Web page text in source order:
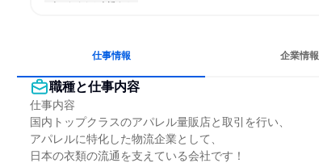
人とたくさん会話する
仕事情報 企業情報
職種と仕事内容
仕事内容
国内トップクラスのアパレル量販店と取引を行い、
アパレルに特化した物流企業として、
日本の衣類の流通を支えている会社です！